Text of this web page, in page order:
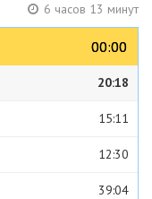
6 часов 13 минут
00:00
00:00
20:18
15:11
12:30
39:04